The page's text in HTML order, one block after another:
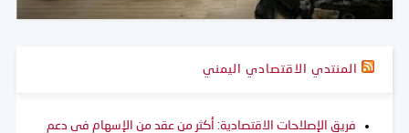
المنتدي الاقتصادي اليمني
فريق الإصلاحات الاقتصادية: أكثر من عقد من الإسهام في دعم